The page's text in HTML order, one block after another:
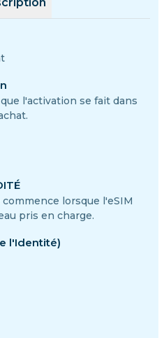
l'activation se fait dans
lorsque l'eSIM
pris en charge.
l'Identité)